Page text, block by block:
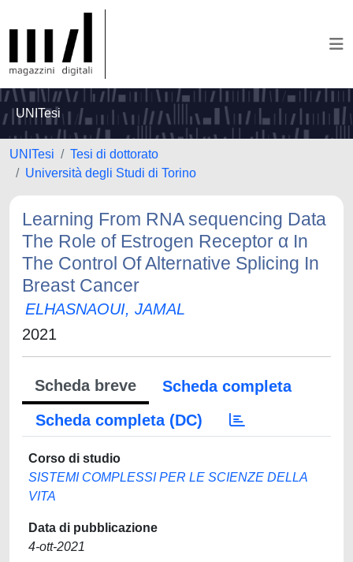
UNITesi
UNITesi
Tesi di dottorato
Università degli Studi di Torino
Learning From RNA sequencing Data
The Role of Estrogen Receptor α In
The Control Of Alternative Splicing In
Breast Cancer
ELHASNAOUI, JAMAL
2021
Scheda breve
Scheda completa
Scheda completa (DC)
Corso di studio
SISTEMI COMPLESSI PER LE SCIENZE DELLA
VITA
Data di pubblicazione
4-ott-2021